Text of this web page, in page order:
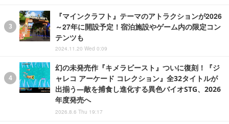
『マインクラフト』テーマのアトラクションが2026
～27年に開設予定！宿泊施設やゲーム内の限定コン
テンツも
2024.11.20 Wed 0:09
幻の未発売作『キメラビースト』ついに復刻！『ジ
ャレコ アーケード コレクション』全32タイトルが
出揃う―敵を捕食し進化する異色バイオSTG、2026
年度発売へ
2026.8.6 Thu 19:17